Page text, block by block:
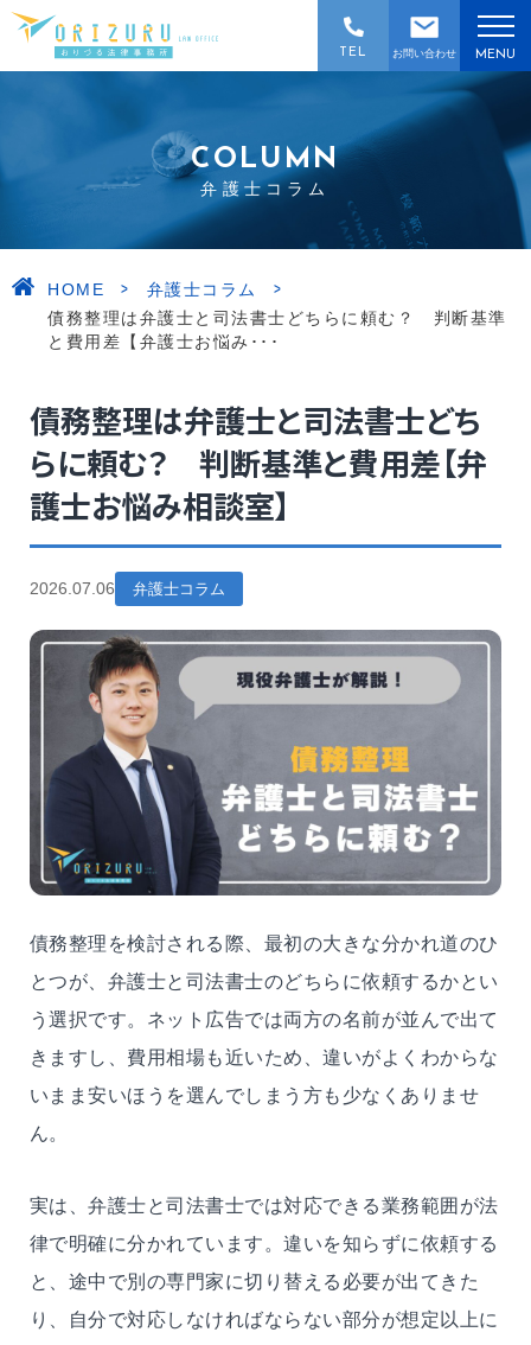
お問い合わせ
TEL MENU
COLUMN
弁護士コラム
HOME > 弁護士コラム >
債務整理は弁護士と司法書士どちらに頼む？ 判断基準
と費用差【弁護士お悩み･･･
債務整理は弁護士と司法書士どち
らに頼む？ 判断基準と費用差【弁
護士お悩み相談室】
2026.07.06 弁護士コラム
債務整理を検討される際、最初の大きな分かれ道のひ
とつが、弁護士と司法書士のどちらに依頼するかとい
う選択です。ネット広告では両方の名前が並んで出て
きますし、費用相場も近いため、違いがよくわからな
いまま安いほうを選んでしまう方も少なくありませ
ん。
実は、弁護士と司法書士では対応できる業務範囲が法
律で明確に分かれています。違いを知らずに依頼する
と、途中で別の専門家に切り替える必要が出てきた
り、自分で対応しなければならない部分が想定以上に